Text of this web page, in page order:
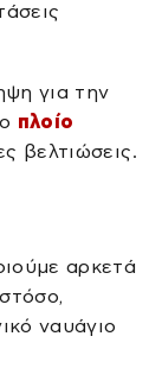
για την
πλοίο
βελτιώσεις.
αρκετά
ναυάγιο